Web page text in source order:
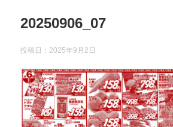
20250906_07
投稿日： 2025年9月2日